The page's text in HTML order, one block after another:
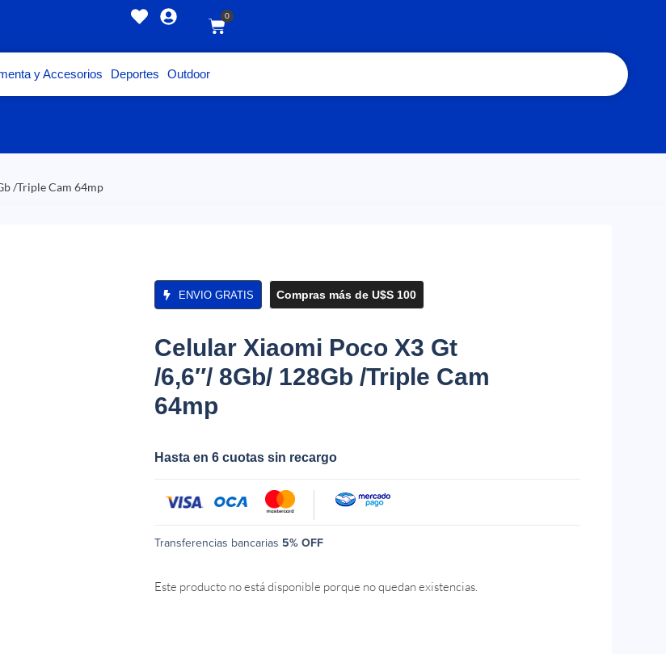
0
y Accesorios Deportes Outdoor
/Triple Cam 64mp
ENVIO GRATIS Compras más de U$S 100
Celular Xiaomi Poco X3 Gt
/6,6″/ 8Gb/ 128Gb /Triple Cam
64mp
Hasta en 6 cuotas sin recargo
Transferencias bancarias 5% OFF
Este producto no está disponible porque no quedan existencias.